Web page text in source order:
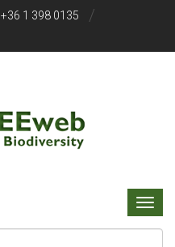
+36 1 398 0135